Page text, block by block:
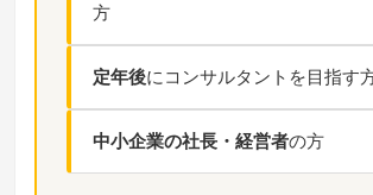
方
定年後にコンサルタントを目指す
中小企業の社長・経営者の方